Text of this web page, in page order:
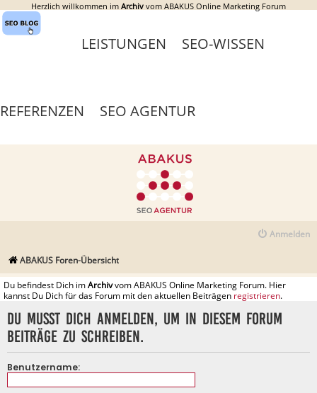
Herzlich willkommen im Archiv vom ABAKUS Online Marketing Forum
LEISTUNGEN SEO-WISSEN
REFERENZEN SEO AGENTUR
Anmelden
ABAKUS Foren-Übersicht
Du befindest Dich imArchivvom ABAKUS Online Marketing Forum. Hier
kannst Du Dich für das Forum mit den aktuellen Beiträgen registrieren.
Du musst dich anmelden, um in diesem Forum
Beiträge zu schreiben.
Benutzername: